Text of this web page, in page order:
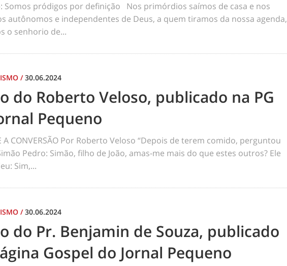
Somos pródigos por definição Nos primórdios saímos de casa e nos
autônomos e independentes de Deus, a quem tiramos da nossa agenda,
o senhorio de...
/30.06.2024
do Roberto Veloso, publicado na PG
Pequeno
A CONVERSÃO Por Roberto Veloso “Depois de terem comido, perguntou
Pedro: Simão, filho de João, amas-me mais do que estes outros? Ele
Sim,...
/30.06.2024
do Pr. Benjamin de Souza, publicado
Gospel do Jornal Pequeno